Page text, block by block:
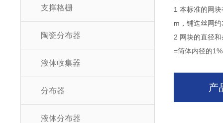
支撑格栅
陶瓷分布器
液体收集器
分布器
液体分布器
1 本标准的网
m，铺迭丝网
2 网块的直径
=筒体内径的
产